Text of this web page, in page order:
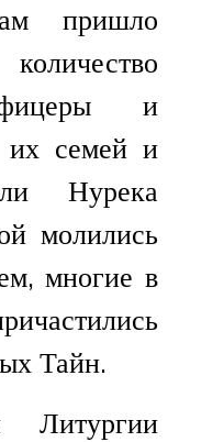
пришло
и
их семей и
Нурека
молились
многие в
Тайн.
Литургии